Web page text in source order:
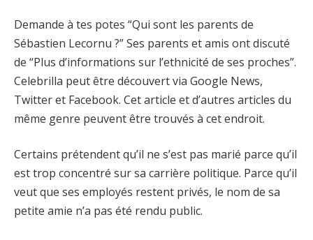
Demande à tes potes “Qui sont les parents de
Sébastien Lecornu ?” Ses parents et amis ont discuté
de “Plus d’informations sur l’ethnicité de ses proches”.
Celebrilla peut être découvert via Google News,
Twitter et Facebook. Cet article et d’autres articles du
même genre peuvent être trouvés à cet endroit.
Certains prétendent qu’il ne s’est pas marié parce qu’il
est trop concentré sur sa carrière politique. Parce qu’il
veut que ses employés restent privés, le nom de sa
petite amie n’a pas été rendu public.